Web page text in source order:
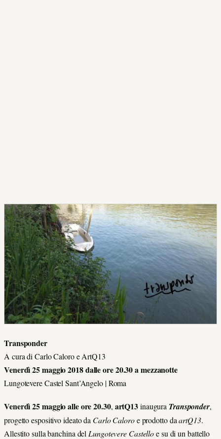
Transponder
A cura di Carlo Caloro e ArtQ13
Venerdì 25 maggio 2018 dalle ore 20.30 a mezzanotte
Lungotevere Castel Sant’Angelo | Roma
Venerdì 25 maggio alle ore 20.30, artQ13inaugura Transponder,
progetto espositivo ideato da Carlo Caloroe prodotto daartQ13.
Allestito sulla banchina del Lungotevere Castelloe su di un battello